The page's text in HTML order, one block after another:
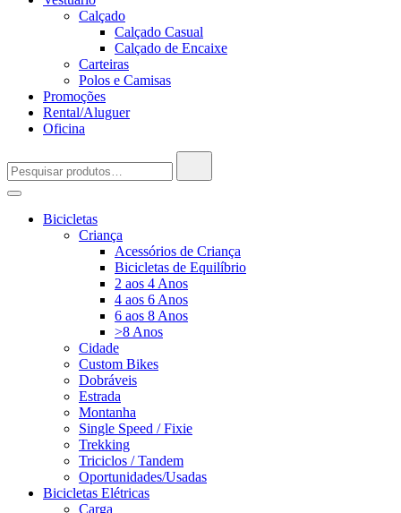
Calçado
Calçado Casual
Calçado de Encaixe
Carteiras
Polos e Camisas
Promoções
Rental/Aluguer
Oficina
por:
Bicicletas
Criança
Acessórios de Criança
Bicicletas de Equilíbrio
2 aos 4 Anos
4 aos 6 Anos
6 aos 8 Anos
>8 Anos
Cidade
Custom Bikes
Dobráveis
Estrada
Montanha
Single Speed / Fixie
Trekking
Triciclos / Tandem
Oportunidades/Usadas
Bicicletas Elétricas
Carga